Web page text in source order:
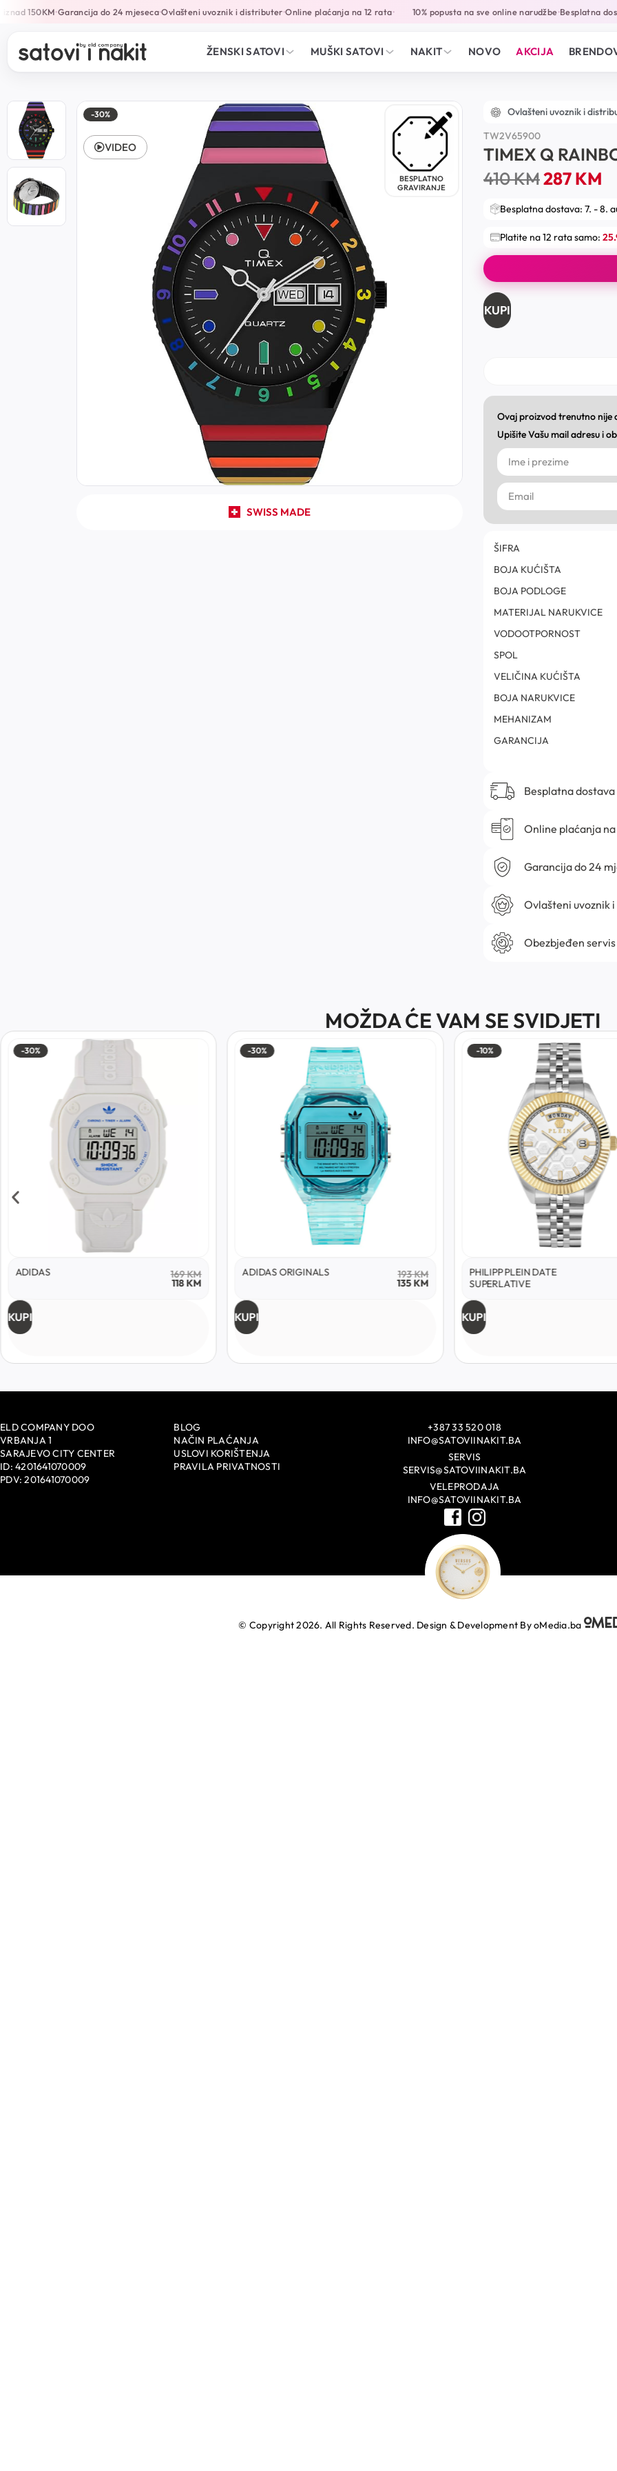
150KM•Garancija do 24 mjeseca•Ovlašteni uvoznik i distributer•Online plaćanja na 12 rata• 10% popusta na sve online narudžbe•Besplatna
ŽENSKI SATOVI MUŠKI SATOVI NAKIT NOVO AKCIJA
-30%
BESPLATNO
GRAVIRANJE
SWISS MADE
VIDEO
Ovlašteni uvoznik i
TW2V65900
TIMEX Q
410KM287KM
Besplatna dostava: 7. - 8.
Platite na 12 rata samo:
KUPI
Ovaj proizvod trenutno nije
Upišite Vašu mail adresu i
ŠIFRA
BOJA KUĆIŠTA
BOJA PODLOGE
MATERIJAL NARUKVICE
VODOOTPORNOST
SPOL
VELIČINA KUĆIŠTA
BOJA NARUKVICE
MEHANIZAM
GARANCIJA
Besplatna
Online plaćanja na
Garancija do 24
Ovlašteni uvoznik
Obezbjeđen servis
MOŽDA ĆE VAM SE SVIDJETI
-30%
ADIDAS 169KM
118KM
KUPI
-30%
ADIDAS ORIGINALS 193KM
135KM
KUPI
-10%
PHILIPP PLEIN DATE
SUPERLATIVE
KUPI
ELD COMPANY DOO
VRBANJA 1
SARAJEVO CITY CENTER
ID: 4201641070009
PDV: 201641070009
BLOG
NAČIN PLAĆANJA
USLOVI KORIŠTENJA
PRAVILA PRIVATNOSTI
+387 33 520 018
INFO@SATOVIINAKIT.BA
SERVIS
SERVIS@SATOVIINAKIT.BA
VELEPRODAJA
INFO@SATOVIINAKIT.BA
© Copyright 2026. All Rights Reserved. Design & Development By oMedia.ba